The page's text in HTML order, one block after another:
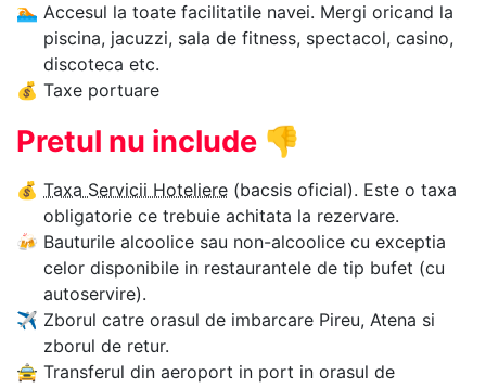
🏊‍ Accesul la toate facilitatile navei. Mergi oricand la
piscina, jacuzzi, sala de fitness, spectacol, casino,
discoteca etc.
💰 Taxe portuare
Pretul nu include 👎
💰 Taxa Servicii Hoteliere (bacsis oficial). Este o taxa
obligatorie ce trebuie achitata la rezervare.
🍻 Bauturile alcoolice sau non-alcoolice cu exceptia
celor disponibile in restaurantele de tip bufet (cu
autoservire).
✈ Zborul catre orasul de imbarcare Pireu, Atena si
zborul de retur.
🚖 Transferul din aeroport in port in orasul de